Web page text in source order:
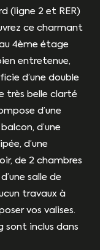
(ligne 2 et RER)
ce charmant
4ème étage
entretenue,
d’une double
très belle clarté
d’une
d’une
d’une
de 2 chambres
salle de
travaux à
vos valises.
sont inclus dans